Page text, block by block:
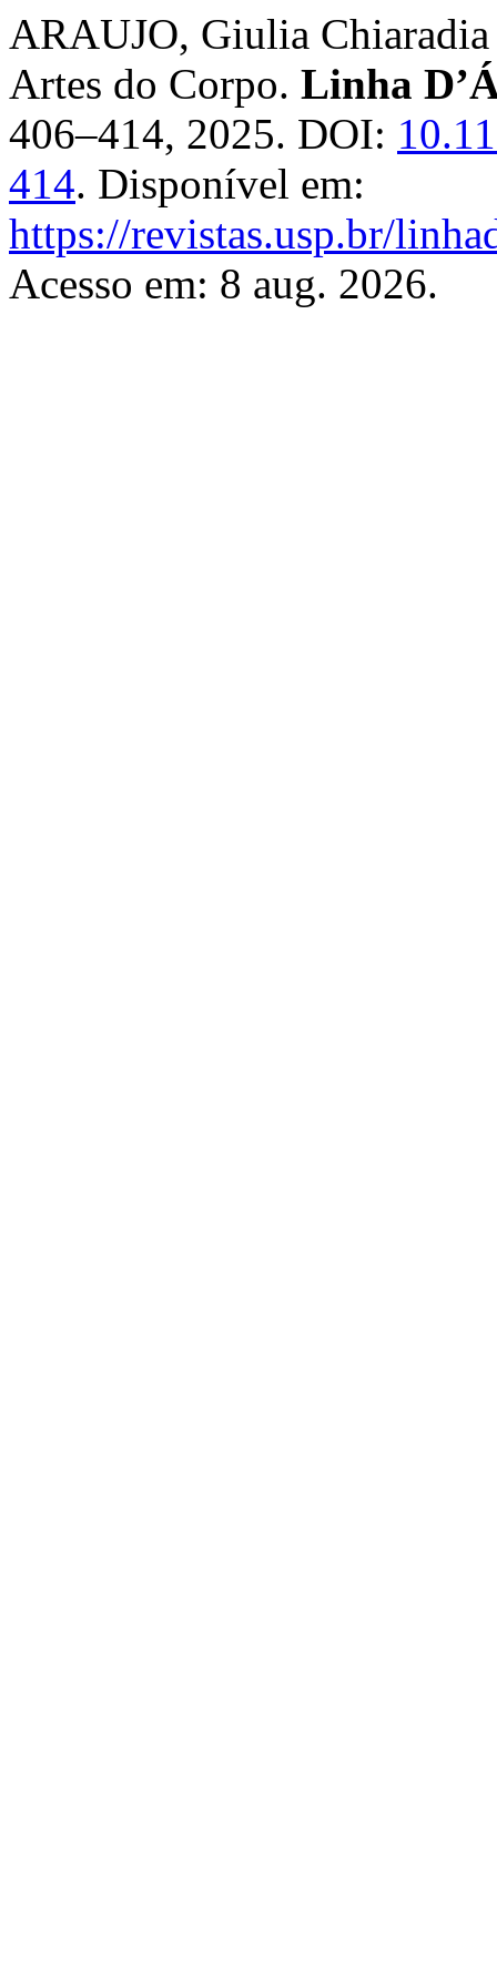
ARAUJO, Giulia
Artes do Corpo. Linha
406–414, 2025. DOI:
414. Disponível em:
https://revistas.usp.br/
Acesso em: 8 aug. 2026.